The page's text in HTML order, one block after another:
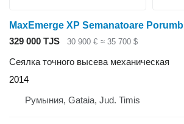
MaxEmerge XP Semanatoare Porumb
329 000 TJS
30 900 € ≈ 35 700 $
Сеялка точного высева механическая
2014
Румыния, Gataia, Jud. Timis